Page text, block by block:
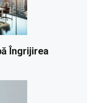
Îngrijirea